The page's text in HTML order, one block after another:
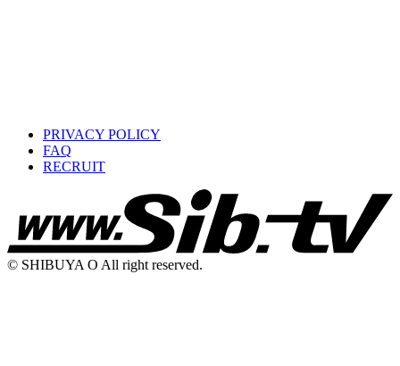
PRIVACY POLICY
FAQ
RECRUIT
© SHIBUYA O All right reserved.